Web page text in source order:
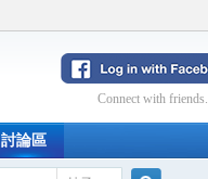
Connect with friends.
討論區